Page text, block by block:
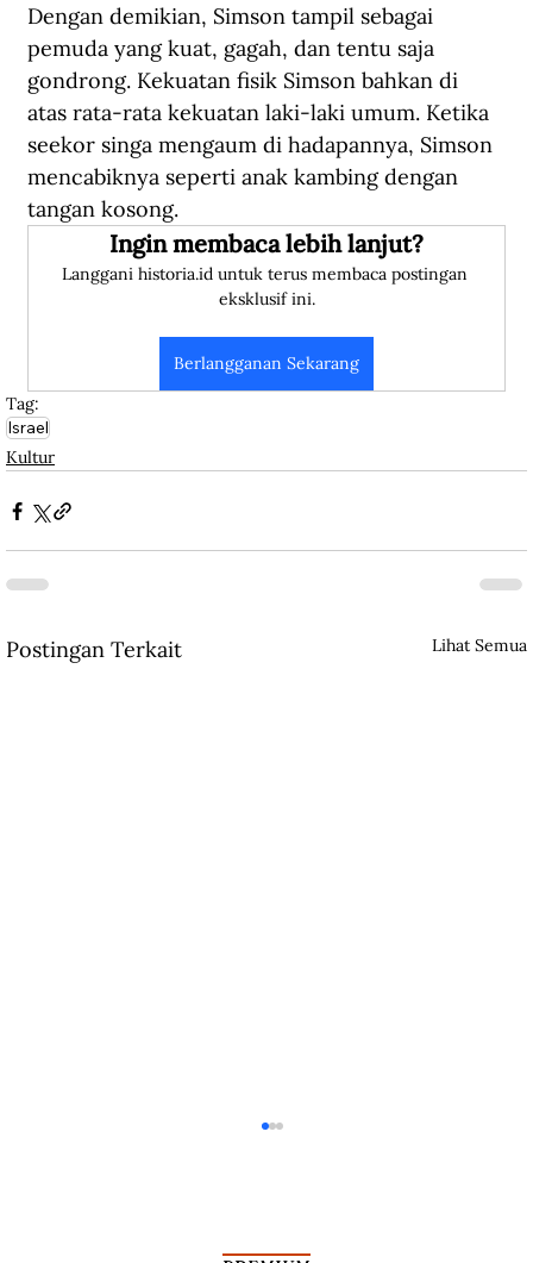
Dengan demikian, Simson tampil sebagai
pemuda yang kuat, gagah, dan tentu saja
gondrong. Kekuatan fisik Simson bahkan di
atas rata-rata kekuatan laki-laki umum. Ketika
seekor singa mengaum di hadapannya, Simson
mencabiknya seperti anak kambing dengan
tangan kosong.
Ingin membaca lebih lanjut?
Langgani historia.id untuk terus membaca postingan
eksklusif ini.
Berlangganan Sekarang
Tag:
Israel
Kultur
Postingan Terkait Lihat Semua